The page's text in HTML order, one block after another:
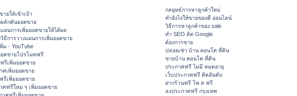
ายให้เข้าเป้า
ลักดันยอดขาย
ผนการเพิ่มยอดขายให้ได้ผล
ธีการวางแผนการเพิ่มยอดขาย
ม - YouTube
ดขายโปรโมทฟรี
รีเพิ่มยอดขาย
ศเพิ่มยอดขาย
รีเพิ่มยอดขาย
ศฟรีใหม่ ๆ เพิ่มยอดขาย
กลยุทธ์การหาลูกค้าใหม่
ทํายังไงให้ขายของดี ออนไลน์
วิธีการหาลูกค้าของ sale
ทำ SEO ติด Google
ต้องการขาย
ปล่อยเช่า บ้าน คอนโด ที่ดิน
ขายบ้าน คอนโด ที่ดิน
ประกาศฟรี ไม่มี หมดอายุ
เว็บประกาศฟรี ติดอันดับ
ฝากร้านฟรี โพ ส ฟรี
ลงประกาศฟรี กรุงเทพ